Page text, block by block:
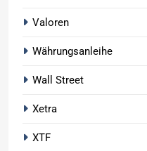
Valoren
Währungsanleihe
Wall Street
Xetra
XTF